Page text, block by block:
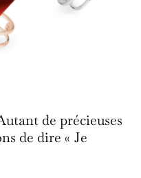
de précieuses
de dire « Je